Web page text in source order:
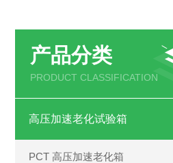
产品分类
PRODUCT CLASSIFICATION
高压加速老化试验箱
PCT 高压加速老化箱